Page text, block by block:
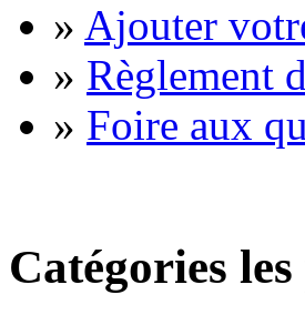
» Ajouter
» Règlement
» Foire aux
Catégories